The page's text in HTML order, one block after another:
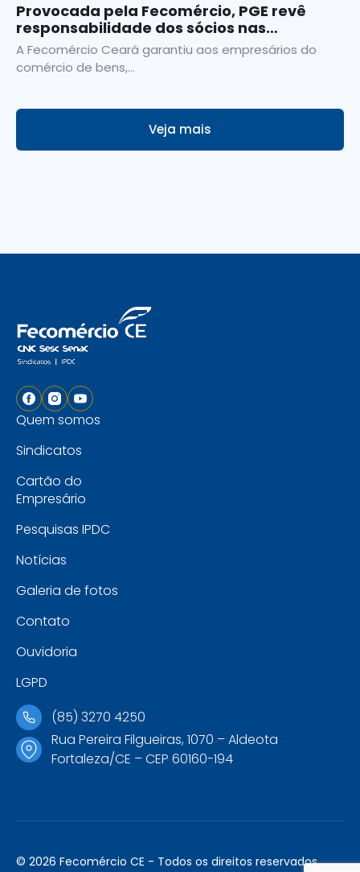
Provocada pela Fecomércio, PGE revê
responsabilidade dos sócios nas
execuções fiscais
A Fecomércio Ceará garantiu aos empresários do
comércio de bens,...
Veja mais
Quem somos
Sindicatos
Cartão do
Empresário
Pesquisas IPDC
Notícias
Galeria de fotos
Contato
Ouvidoria
LGPD
(85) 3270 4250
Rua Pereira Filgueiras, 1070 – Aldeota
Fortaleza/CE – CEP 60160-194
© 2026 Fecomércio CE - Todos os direitos reservados.